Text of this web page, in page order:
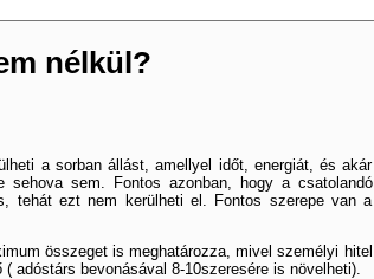
nélkül?
a sorban állást, amellyel időt, energiát, és akár
sem. Fontos azonban, hogy a csatolandó
tehát ezt nem kerülheti el. Fontos szerepe van a
összeget is meghatározza, mivel személyi hitel
adóstárs bevonásával 8-10szeresére is növelheti).